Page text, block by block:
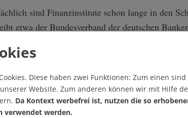
sind Finanzinstitute schon lange in den
etwa der Bundesverband der deutschen
um "junge Menschen nachhaltig für
"gesellschaftspolitischen Aufgabe" organisiert
aufgestellt ist die Deutsche Bank, die
Allgemeinbildung" (FAB) bündelt. Nach
Diese haben zwei Funktionen: Zum einen
Website. Zum anderen können wir mit Hilfe
Da Kontext werbefrei ist, nutzen die so
verwendet werden.